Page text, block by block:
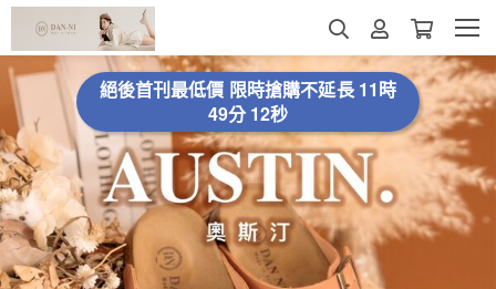
絕後首刊最低價 限時搶購不延長 11時
49分 7秒